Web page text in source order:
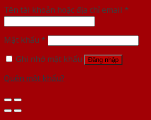
Tên tài khoản hoặc địa chỉ email *
Mật khẩu *
Ghi nhớ mật khẩu
Đăng nhập
Quên mật khẩu?